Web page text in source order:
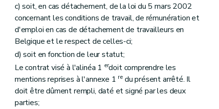
c) soit, en cas détachement, de la loi du 5 mars 2002
concernant les conditions de travail, de rémunération et
d'emploi en cas de détachement de travailleurs en
Belgique et le respect de celles-ci;
d) soit en fonction de leur statut;
Le contrat visé à l'alinéa 1 erdoit comprendre les
mentions reprises à l'annexe 1 re du présent arrêté. Il
doit être dûment rempli, daté et signé par les deux
parties;